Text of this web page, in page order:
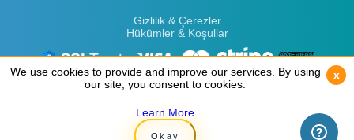
Gizlilik & Çerezler
Hükümler & Koşullar
Copyright © 2019 Rent 'n Connect
We use cookies to provide and improve our services. By using
our site, you consent to cookies.
Learn More
Okay
x
We use cookies to provide and improve our services. By using
our site, you consent to cookies.
Learn More
Okay
x